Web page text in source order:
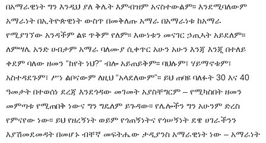
በአማራዊነት ግን እንዲህ ያለ ቅሌት እምብዝም አናስተውልም፡፡ እንደሚባለውም
አማራነት በኢትዮጵዊነት ውስጥ በመቅለጡ አማራ በአማራነቱ ከአማራ
የሚያገኘው አንዳችም ልዩ ጥቅም የለም፡፡ እውነቱን መናገር ኃጢኣት አይደለም፡፡
ለምሣሌ አንድ ሀብታም አማራ ባለሙያ ሲቀጥር አሁን አሁን እንጃ እንጂ በተለይ
ቀደም ባለው ዘመን “ከየት ነህ?” ብሎ አይጠይቅም፡፡ ባህሉም፣ ሃይማኖቱም፣
አስተዳደጉም፣ ሥነ ልቦናውም ለዚህ “አላደለውም”፡፡ ይህ ጠባዩ ባለፉት 30 እና 40
ዓመታት በተወሰነ ደረጃ እንደጎዳው መገመት አያስቸግርም – የሚካስበት ዘመን
መምጣቱ የሚጠበቅ ነውና ግን ግዴለም ይጉዳው፡፡ የሌሎችን ግን አሁንም ድረስ
የምናየው ነው፡፡ ይህ የዘረኝነት ወይም የጎጠኝነትና የጎሠኝነት ደዌ ሀገራችንን
እያሽመደመዳት በመሆኑ ብቸኛ መፍትሔው ታዲያንስ አማራዊነት ነው – አማራነት